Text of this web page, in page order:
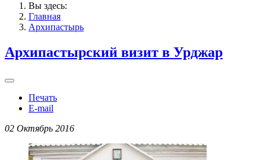
Вы здесь:
Главная
Архипастырь
Архипастырский визит в Урджар
Печать
E-mail
02 Октябрь 2016